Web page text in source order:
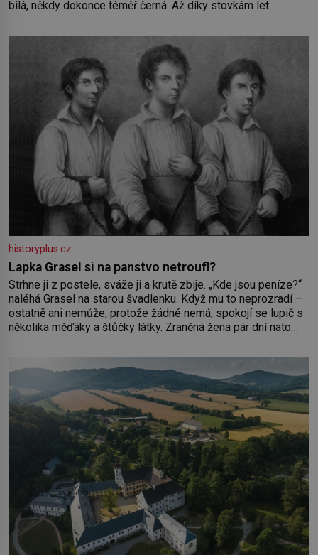
bílá, někdy dokonce téměř černá. Až díky stovkám let
českou zahradu ani nedokážeme představit. Její příběh je
historyplus.cz
Lapka Grasel si na panstvo netroufl?
Strhne ji z postele, sváže ji a krutě zbije. „Kde jsou peníze?“
naléhá Grasel na starou švadlenku. Když mu to neprozradí –
ostatně ani nemůže, protože žádné nemá, spokojí se lupič s
několika měďáky a štůčky látky. Zraněná žena pár dní nato
dlouho po jeho smrti